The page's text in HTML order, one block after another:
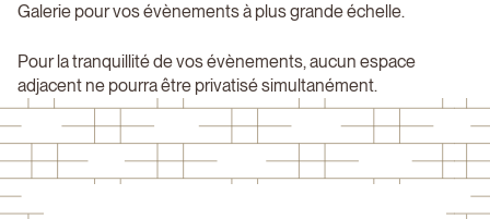
Galerie pour vos évènements à plus grande échelle.
Pour la tranquillité de vos évènements, aucun espace
adjacent ne pourra être privatisé simultanément.